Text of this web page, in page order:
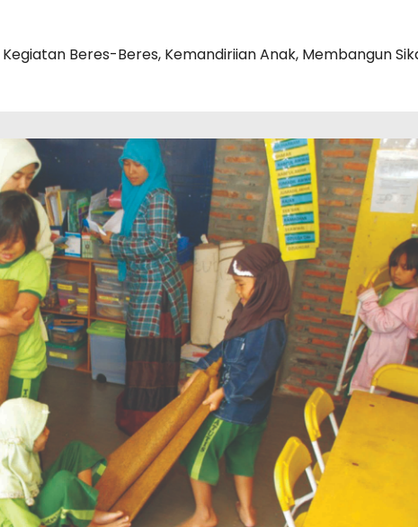
Kegiatan Beres-Beres, Kemandiriian Anak, Membangun